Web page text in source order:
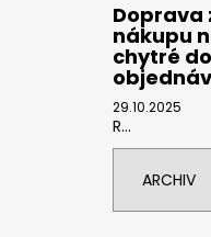
Doprava
nákupu
chytré
29.10.2025
R...
ARCHIV